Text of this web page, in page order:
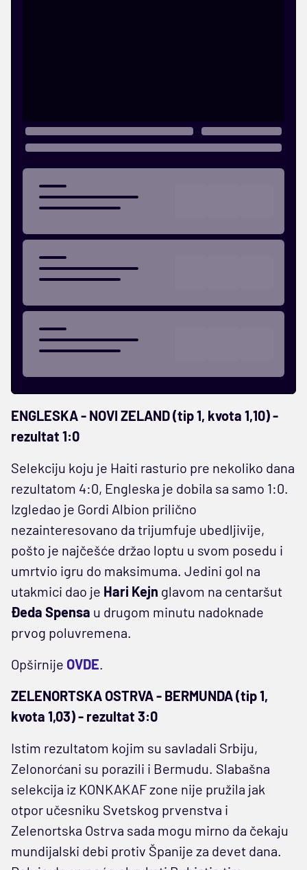
ENGLESKA - NOVI ZELAND (tip 1, kvota 1,10) -
rezultat 1:0
Selekciju koju je Haiti rasturio pre nekoliko dana
rezultatom 4:0, Engleska je dobila sa samo 1:0.
Izgledao je Gordi Albion prilično
nezainteresovano da trijumfuje ubedljivije,
pošto je najčešće držao loptu u svom posedu i
umrtvio igru do maksimuma. Jedini gol na
utakmici dao je Hari Kejn glavom na centaršut
Đeda Spensa u drugom minutu nadoknade
prvog poluvremena.
Opširnije OVDE.
ZELENORTSKA OSTRVA - BERMUNDA (tip 1,
kvota 1,03) - rezultat 3:0
Istim rezultatom kojim su savladali Srbiju,
Zelonorćani su porazili i Bermudu. Slabašna
selekcija iz KONKAKAF zone nije pružila jak
otpor učesniku Svetskog prvenstva i
Zelenortska Ostrva sada mogu mirno da čekaju
mundijalski debi protiv Španije za devet dana.